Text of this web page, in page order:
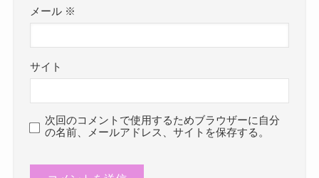
メール ※
サイト
次回のコメントで使用するためブラウザーに自分
の名前、メールアドレス、サイトを保存する。